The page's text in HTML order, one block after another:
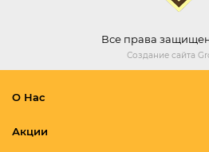
Все права
Создание сайта
О Нас
Акции